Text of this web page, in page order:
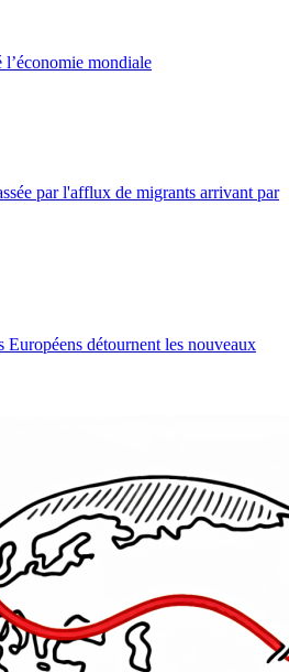
mondiale
par l'afflux de migrants arrivant par
Européens détournent les nouveaux